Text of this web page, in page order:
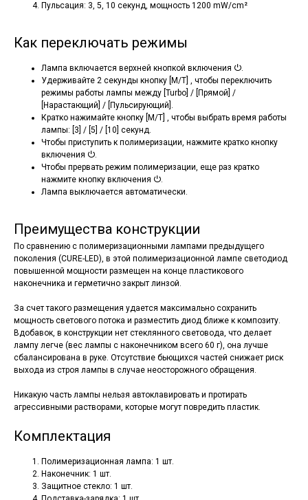
Пульсация: 3, 5, 10 секунд, мощность 1200 mW/cm²
Как переключать режимы
Лампа включается верхней кнопкой включения ⏻.
Удерживайте 2 секунды кнопку [М/Т] , чтобы переключить
режимы работы лампы между [Turbo] / [Прямой] /
[Нарастающий] / [Пульсирующий].
Кратко нажимайте кнопку [М/Т] , чтобы выбрать время работы
лампы: [3] / [5] / [10] секунд.
Чтобы приступить к полимеризации, нажмите кратко кнопку
включения ⏻.
Чтобы прервать режим полимеризации, еще раз кратко
нажмите кнопку включения ⏻.
Лампа выключается автоматически.
Преимущества конструкции
По сравнению с полимеризационными лампами предыдущего
поколения (CURE-LED), в этой полимеризационной лампе светодиод
повышенной мощности размещен на конце пластикового
наконечника и герметично закрыт линзой.
За счет такого размещения удается максимально сохранить
мощность светового потока и разместить диод ближе к композиту.
Вдобавок, в конструкции нет стеклянного световода, что делает
лампу легче (вес лампы с наконечником всего 60 г), она лучше
сбалансирована в руке. Отсутствие бьющихся частей снижает риск
выхода из строя лампы в случае неосторожного обращения.
Никакую часть лампы нельзя автоклавировать и протирать
агрессивными растворами, которые могут повредить пластик.
Комплектация
Полимеризационная лампа: 1 шт.
Наконечник: 1 шт.
Защитное стекло: 1 шт.